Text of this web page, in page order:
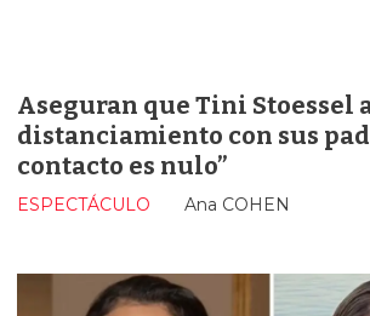
Aseguran que Tini Stoessel
distanciamiento con sus
contacto es nulo”
Ana COHEN
ESPECTÁCULO